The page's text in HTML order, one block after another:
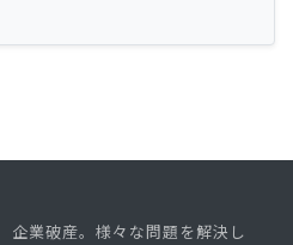
企業破産。様々な問題を解決し